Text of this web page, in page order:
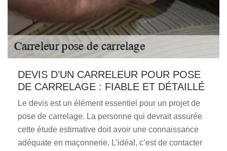
DEVIS D’UN CARRELEUR POUR POSE
DE CARRELAGE : FIABLE ET DÉTAILLÉ
Le devis est un élément essentiel pour un projet de
pose de carrelage. La personne qui devrait assurée
cette étude estimative doit avoir une connaissance
adéquate en maçonnerie. L’idéal, c’est de contacter